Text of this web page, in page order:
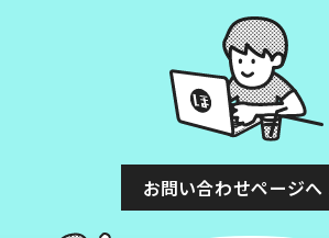
お問い合わせページへ